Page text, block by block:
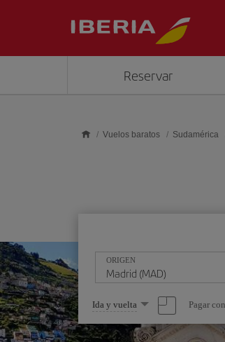
Reservar
Vuelos baratos Sudamérica
ORIGEN
Seleccione
una
opción
Ida y vuelta Pagar